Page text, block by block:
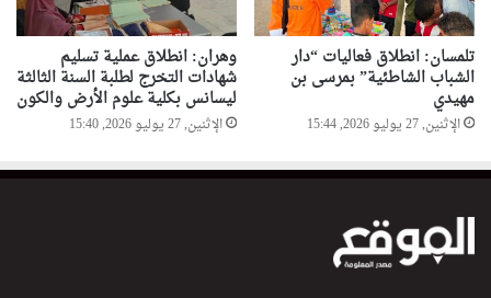
تلمسان: انطلاق فعاليات “دار
الشباب الشاطئية” بمرسى بن
مهيدي
الإثنين, 27 يوليو 2026, 15:44
وهران: انطلاق عملية تسليم
شهادات التخرج لطلبة السنة الثالثة
ليسانس بكلية علوم الأرض والكون
الإثنين, 27 يوليو 2026, 15:40